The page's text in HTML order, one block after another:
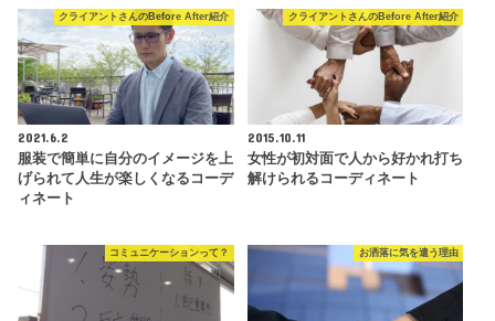
クライアントさんのBefore After紹介
2021.6.2
服装で簡単に自分のイメージを上
げられて人生が楽しくなるコーデ
ィネート
クライアントさんのBefore After紹介
2015.10.11
女性が初対面で人から好かれ打ち
解けられるコーディネート
コミュニケーションって？ お洒落に気を遣う理由